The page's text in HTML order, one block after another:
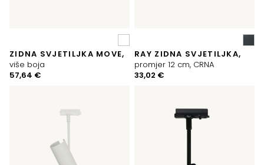
ZIDNA SVJETILJKA MOVE,
više boja
57,64 €
RAY ZIDNA SVJETILJKA,
promjer 12 cm, CRNA
33,02 €